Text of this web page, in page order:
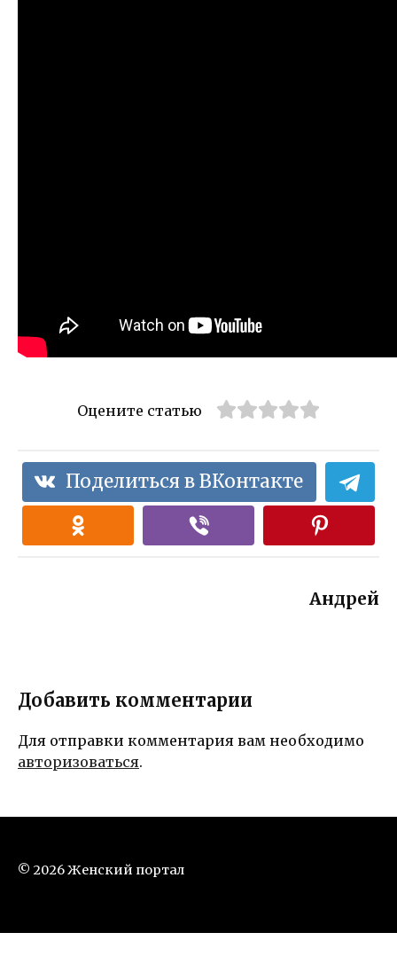
Оцените статью
Поделиться в ВКонтакте
Андрей
Добавить комментарии
Для отправки комментария вам необходимо
авторизоваться.
© 2026 Женский портал